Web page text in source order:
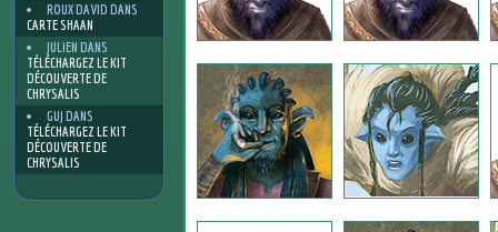
ROUX DAVID DANS
CARTE SHAAN
JULIEN DANS
TÉLÉCHARGEZ LE KIT
DÉCOUVERTE DE
CHRYSALIS
GUJ DANS
TÉLÉCHARGEZ LE KIT
DÉCOUVERTE DE
CHRYSALIS